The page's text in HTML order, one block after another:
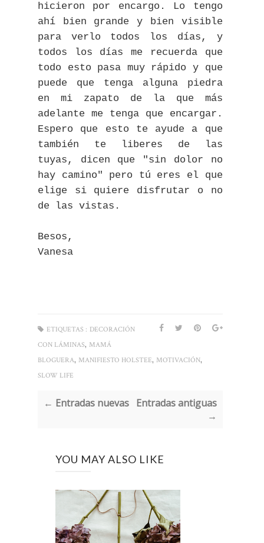
hicieron por encargo. Lo tengo
ahí bien grande y bien visible
para verlo todos los días, y
todos los días me recuerda que
todo esto pasa muy rápido y que
puede que tenga alguna piedra
en mi zapato de la que más
adelante me tenga que encargar.
Espero que esto te ayude a que
también te liberes de las
tuyas, dicen que "sin dolor no
hay camino" pero tú eres el que
elige si quiere disfrutar o no
de las vistas.
Besos,
Vanesa
ETIQUETAS : DECORACIÓN
CON LÁMINAS, MAMÁ
BLOGUERA, MANIFIESTO HOLSTEE, MOTIVACIÓN,
SLOW LIFE
← Entradas nuevas Entradas antiguas
→
YOU MAY ALSO LIKE